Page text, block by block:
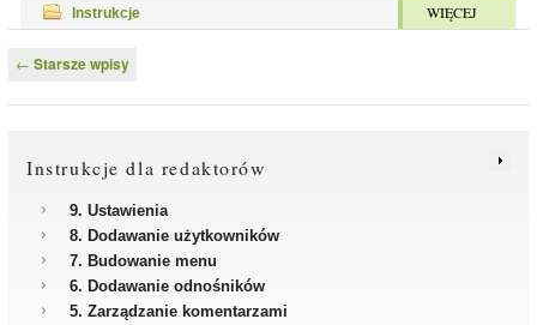
Instrukcje WIĘCEJ
Nawigacja po wpisach
← Starsze wpisy
Instrukcje dla redaktorów
9. Ustawienia
8. Dodawanie użytkowników
7. Budowanie menu
6. Dodawanie odnośników
5. Zarządzanie komentarzami